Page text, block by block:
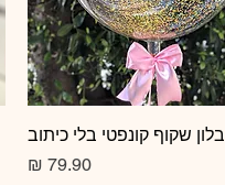
תצוגה מהירה
בלון שקוף קונפטי בלי כיתוב
מחיר‏79.90 ‏₪